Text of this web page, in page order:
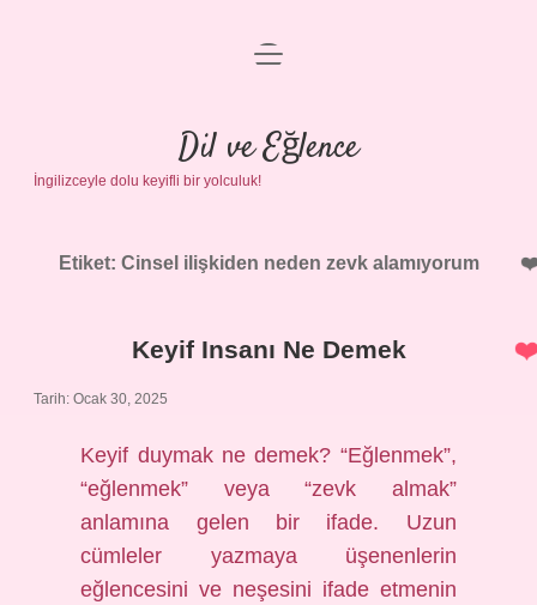
Anasayfa
Gizlilik Politikası
Yasal Uyarı
menüyü
Dil ve Eğlence
İngilizceyle dolu keyifli bir yolculuk!
Etiket: Cinsel ilişkiden neden zevk alamıyorum
Keyif Insanı Ne Demek
Tarih: Ocak 30, 2025
Keyif duymak ne demek? “Eğlenmek”,
“eğlenmek” veya “zevk almak”
anlamına gelen bir ifade. Uzun
cümleler yazmaya üşenenlerin
eğlencesini ve neşesini ifade etmenin